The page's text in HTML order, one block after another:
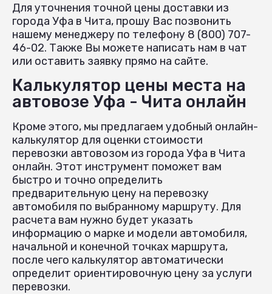
Для уточнения точной цены доставки из
города Уфа в Чита, прошу Вас позвонить
нашему менеджеру по телефону 8 (800) 707-
46-02. Также Вы можете написать нам в чат
или оставить заявку прямо на сайте.
Калькулятор цены места на
автовозе Уфа - Чита онлайн
Кроме этого, мы предлагаем удобный онлайн-
калькулятор для оценки стоимости
перевозки автовозом из города Уфа в Чита
онлайн. Этот инструмент поможет вам
быстро и точно определить
предварительную цену на перевозку
автомобиля по выбранному маршруту. Для
расчета вам нужно будет указать
информацию о марке и модели автомобиля,
начальной и конечной точках маршрута,
после чего калькулятор автоматически
определит ориентировочную цену за услуги
перевозки.